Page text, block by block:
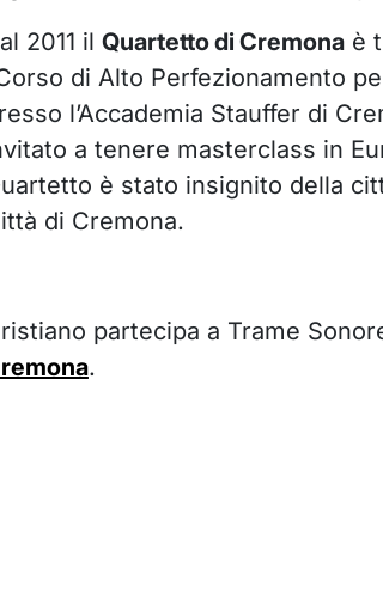
2011 il Quartetto di Cremonaè
di Alto Perfezionamento
l’Accademia Stauffer di
a tenere masterclass in
è stato insignito della
di Cremona.
partecipa a Trame
.